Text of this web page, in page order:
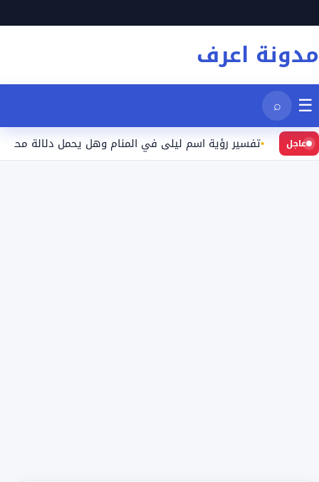
إلى
المحتوى
مدونة اعرف
☰
⌕
عاجلتفسير رؤية اسم ليلى في المنام وهل يحمل دلالة محددة؟